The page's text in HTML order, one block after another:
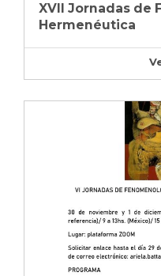
XVII Jornadas de
Hermenéutica